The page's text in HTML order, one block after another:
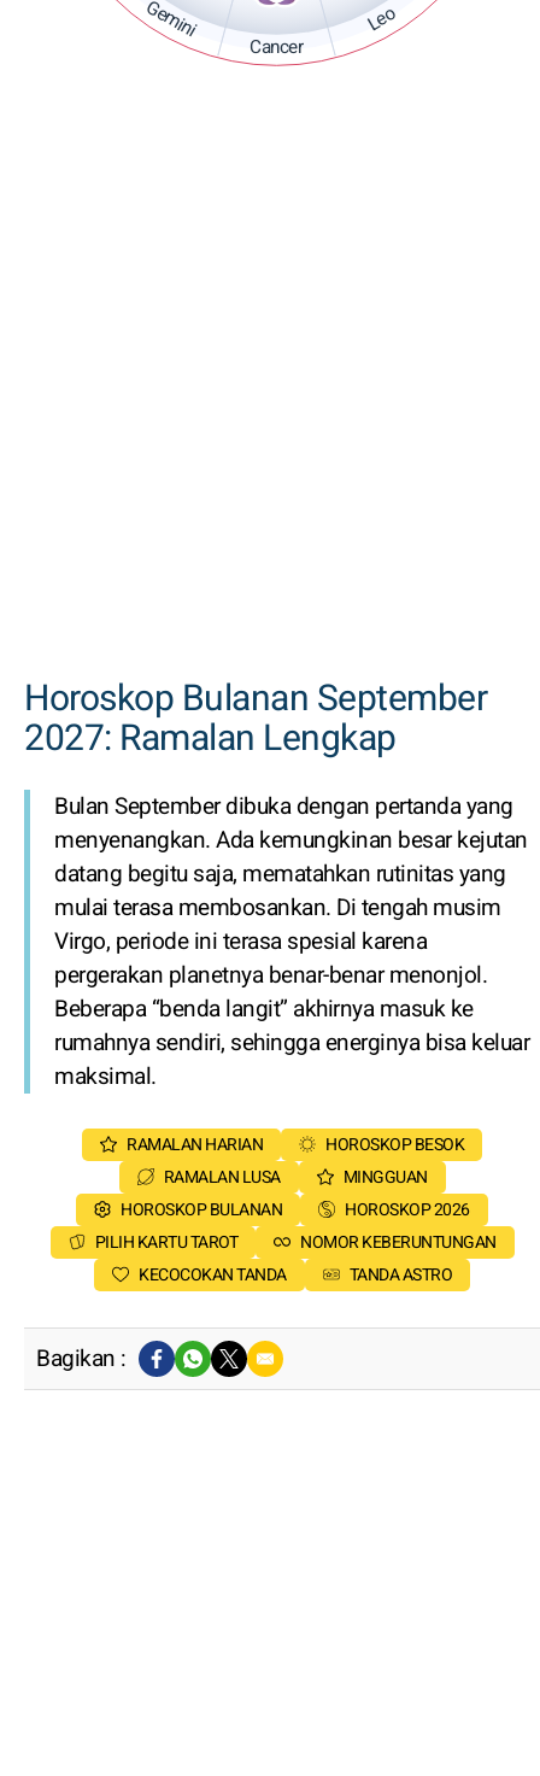
Horoskop Bulanan September
2027: Ramalan Lengkap
Bulan September dibuka dengan pertanda yang
menyenangkan. Ada kemungkinan besar kejutan
datang begitu saja, mematahkan rutinitas yang
mulai terasa membosankan. Di tengah musim
Virgo, periode ini terasa spesial karena
pergerakan planetnya benar-benar menonjol.
Beberapa “benda langit” akhirnya masuk ke
rumahnya sendiri, sehingga energinya bisa keluar
maksimal.
RAMALAN HARIAN
HOROSKOP BESOK
RAMALAN LUSA
MINGGUAN
HOROSKOP BULANAN
HOROSKOP 2026
PILIH KARTU TAROT
NOMOR KEBERUNTUNGAN
KECOCOKAN TANDA
TANDA ASTRO
Bagikan :
Gemini
Cancer
Leo